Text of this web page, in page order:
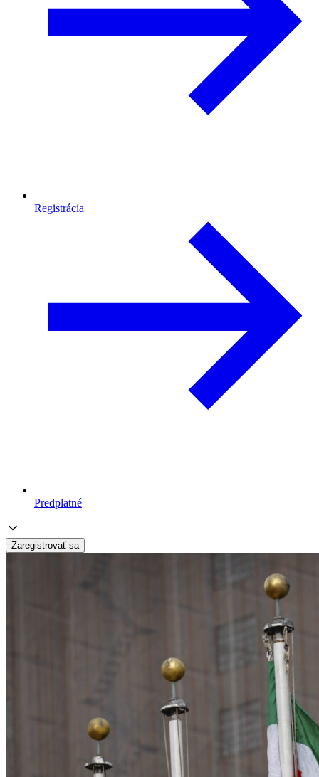
Registrácia
Predplatné
Zaregistrovať sa